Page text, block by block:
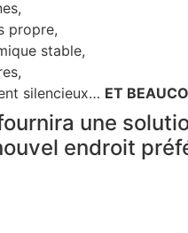
propre,
stable,
silencieux… ET
une
endroit